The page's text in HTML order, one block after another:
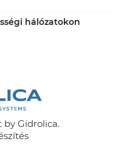
hálózatokon
Gidrolica.